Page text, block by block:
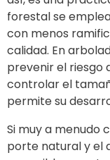
forestal se
con menos
calidad. En
prevenir el riesgo
controlar el
permite su
Si muy a menudo
porte natural y el